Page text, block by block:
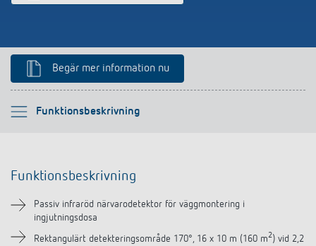
Begär mer information nu
Funktionsbeskrivning
Vänligen välj
Nedladdningar
Funktionsbeskrivning
Passiv infraröd närvarodetektor för väggmontering i
ingjutningsdosa
Rektangulärt detekteringsområde 170°, 16 x 10 m (160 m2) vid 2,2